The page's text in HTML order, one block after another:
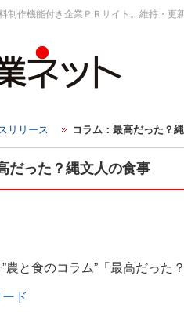
制作機能付き企業ＰＲサイト。維持・更
リリース コラム：最高だった？
だった？縄文人の食事
農と食のコラム”「最高だった
ド